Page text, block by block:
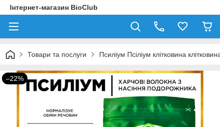
Інтернет-магазин BioClub
Товари та послуги Псиліум Псіліум клітковина
–22%